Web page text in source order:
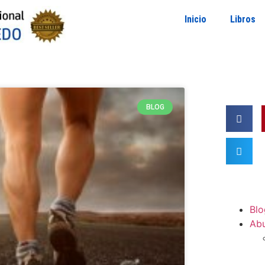
Inicio Libros
BLOG